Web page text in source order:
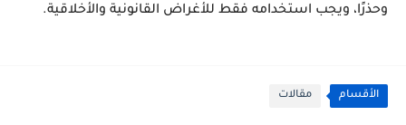
وحذرًا، ويجب استخدامه فقط للأغراض القانونية والأخلاقية.
الأقسام مقالات